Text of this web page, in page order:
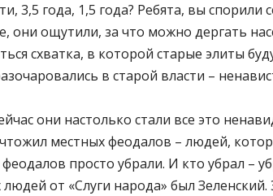
3,5 года, 1,5 года? Ребята, вы
они ощутили, за что можно дергать
схватка, в которой старые элиты
в старой власти –
они настолько стали все это
местных феодалов – людей,
просто убрали. И кто убрал –
людей от «Слуги народа» был